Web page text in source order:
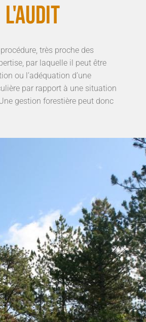
L'AUDIT
très proche des
par laquelle il peut être
ou l’adéquation d’une
par rapport à une situation
gestion forestière peut donc